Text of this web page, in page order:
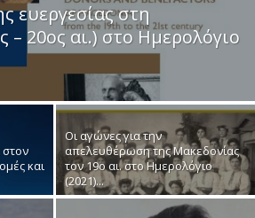
ευεργεσίας στη
– 20ος αι.) στο Ημερολόγιο
στον
και
Οι αγώνες για την
απελευθέρωση της Μακεδονίας
τον 19ο αι. στο Ημερολόγιο
(2021)...